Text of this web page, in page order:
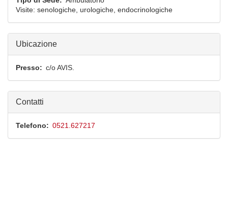
Visite: senologiche, urologiche, endocrinologiche
Ubicazione
Presso c/o AVIS.
Contatti
Telefono 0521.627217